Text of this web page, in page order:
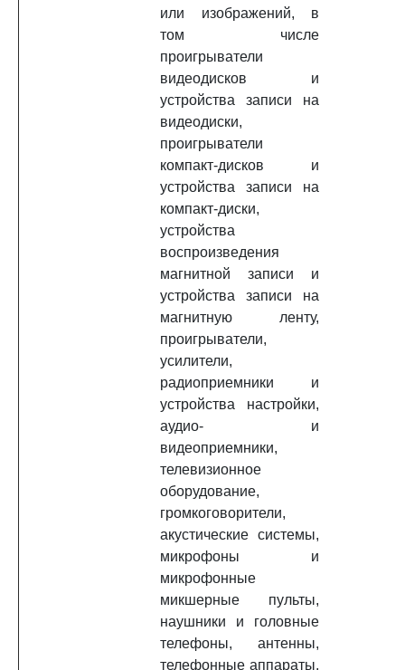
или изображений, в
том числе
проигрыватели
видеодисков и
устройства записи на
видеодиски,
проигрыватели
компакт-дисков и
устройства записи на
компакт-диски,
устройства
воспроизведения
магнитной записи и
устройства записи на
магнитную ленту,
проигрыватели,
усилители,
радиоприемники и
устройства настройки,
аудио- и
видеоприемники,
телевизионное
оборудование,
громкоговорители,
акустические системы,
микрофоны и
микрофонные
микшерные пульты,
наушники и головные
телефоны, антенны,
телефонные аппараты,